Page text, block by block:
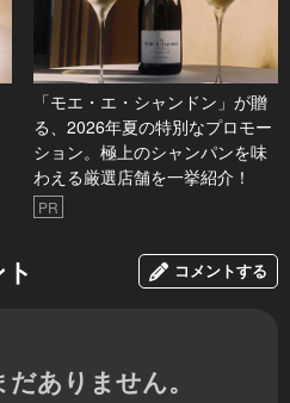
「モエ・エ・シャンドン」が贈
る、2026年夏の特別なプロモー
ション。極上のシャンパンを味
わえる厳選店舗を一挙紹介！
PR
コメントする
ありません。